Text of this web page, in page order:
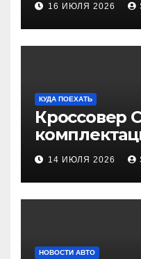
16 ИЮЛЯ 2026
КУДА ПОЕХАТЬ
Кроссовер
14 ИЮЛЯ 2026
НОВОСТИ АВТО